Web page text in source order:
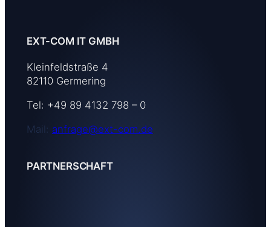
EXT-COM IT GMBH
Kleinfeldstraße 4
82110 Germering
Tel: +49 89 4132 798 – 0
Mail: anfrage@ext-com.de
PARTNERSCHAFT